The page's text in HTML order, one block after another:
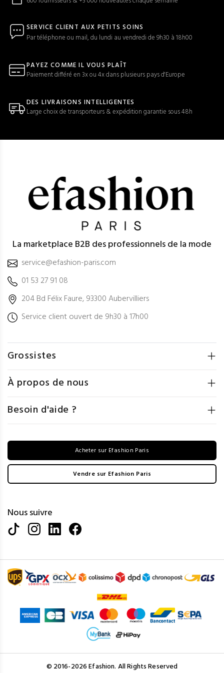
SERVICE CLIENT AUX PETITS SOINS
Par téléphone ou mail, du lundi au vendredi de 9h30 à 18h00
PAYEZ COMME IL VOUS PLAÎT
Paiement différé en 3x ou 4x dans plusieurs pays d'Europe
DES LIVRAISONS INTELLIGENTES
Large choix de transporteurs & expédition garantie sous 48h
La marketplace B2B des professionnels de la mode
service@efashion-paris.com
01 53 27 91 08
204 Bd Félix Faure, 93300 Aubervilliers
Service client ouvert de 9h30 à 17h00
Grossistes
À propos de nous
Besoin d'aide ?
Acheter sur Efashion Paris
Vendre sur Efashion Paris
Nous suivre
© 2016-2026 Efashion. All Rights Reserved